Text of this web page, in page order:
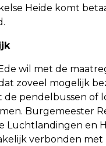
Heide komt
wil met de
zoveel mogelijk
de pendelbussen of
Burgemeester
Luchtlandingen en
verbonden met